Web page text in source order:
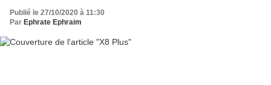
Publié le 27/10/2020 à 11:30
Par Ephrate Ephraim